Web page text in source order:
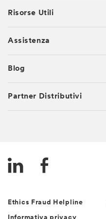
Risorse Utili
Assistenza
Blog
Partner Distributivi
Ethics Fraud Helpline